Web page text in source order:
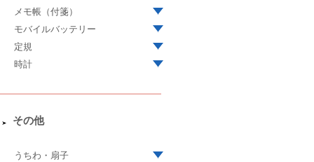
メモ帳（付箋）
モバイルバッテリー
定規
時計
その他
うちわ・扇子